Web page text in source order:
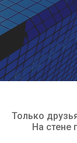
Только
На стене